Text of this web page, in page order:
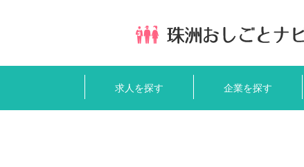
求人を探す 企業を探す